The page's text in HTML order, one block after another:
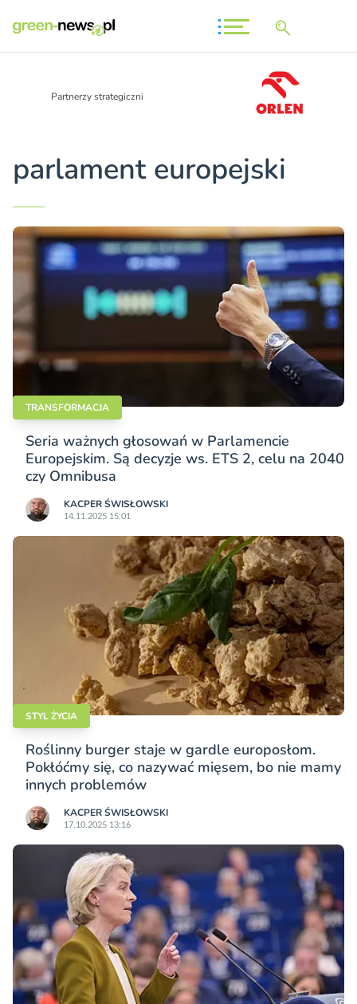
Partnerzy strategiczni
parlament europejski
TRANSFORMACJA
Seria ważnych głosowań w Parlamencie
Europejskim. Są decyzje ws. ETS 2, celu na 2040
czy Omnibusa
KACPER ŚWISŁO­WSKI
14.11.2025 15:01
STYL ŻYCIA
Roślinny burger staje w gardle europosłom.
Pokłóćmy się, co nazywać mięsem, bo nie mamy
innych problemów
KACPER ŚWISŁO­WSKI
17.10.2025 13:16